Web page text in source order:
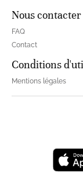
Nous contacter
FAQ
Contact
Conditions
Mentions légales